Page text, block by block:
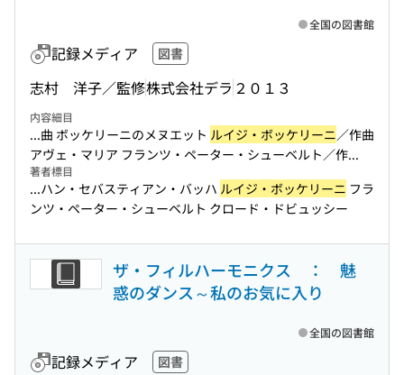
記録メディア 図書
志村 洋子／監修株式会社デラ ２０１３
全国の図書館
内容細目
...曲 ボッケリーニのメヌエット ルイジ・ボッケリーニ／作曲
アヴェ・マリア フランツ・ペーター・シューベルト／作...
著者標目
...ハン・セバスティアン・バッハ ルイジ・ボッケリーニ フラ
ンツ・ペーター・シューベルト クロード・ドビュッシー
ザ・フィルハーモニクス ： 魅
惑のダンス～私のお気に入り
記録メディア 図書
全国の図書館